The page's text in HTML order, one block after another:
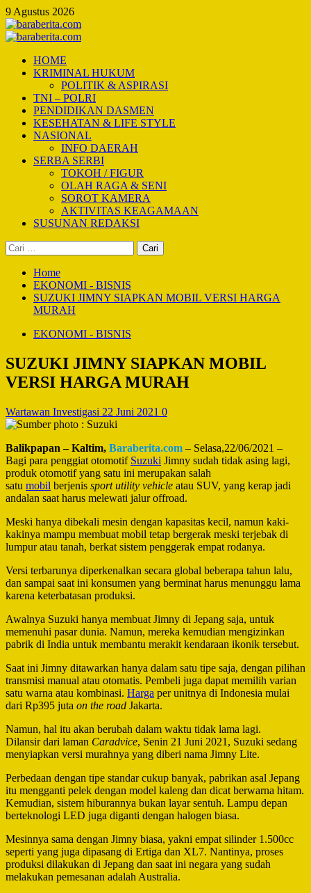
Skip
to
content
9 Agustus 2026
Primary
HOME
KRIMINAL HUKUM
POLITIK & ASPIRASI
TNI – POLRI
PENDIDIKAN DASMEN
KESEHATAN & LIFE STYLE
NASIONAL
INFO DAERAH
SERBA SERBI
TOKOH / FIGUR
OLAH RAGA & SENI
SOROT KAMERA
AKTIVITAS KEAGAMAAN
SUSUNAN REDAKSI
Cari
untuk:
Home
EKONOMI - BISNIS
SUZUKI JIMNY SIAPKAN MOBIL VERSI HARGA
MURAH
EKONOMI - BISNIS
SUZUKI JIMNY SIAPKAN MOBIL
VERSI HARGA MURAH
Wartawan Investigasi 22 Juni 2021 0
Balikpapan – Kaltim, Baraberita.com – Selasa,22/06/2021 –
Bagi para penggiat otomotif Suzuki Jimny sudah tidak asing lagi,
produk otomotif yang satu ini merupakan salah
satu mobil berjenis sport utility vehicle atau SUV, yang kerap jadi
andalan saat harus melewati jalur offroad.
Meski hanya dibekali mesin dengan kapasitas kecil, namun kaki-
kakinya mampu membuat mobil tetap bergerak meski terjebak di
lumpur atau tanah, berkat sistem penggerak empat rodanya.
Versi terbarunya diperkenalkan secara global beberapa tahun lalu,
dan sampai saat ini konsumen yang berminat harus menunggu lama
karena keterbatasan produksi.
Awalnya Suzuki hanya membuat Jimny di Jepang saja, untuk
memenuhi pasar dunia. Namun, mereka kemudian mengizinkan
pabrik di India untuk membantu merakit kendaraan ikonik tersebut.
Saat ini Jimny ditawarkan hanya dalam satu tipe saja, dengan pilihan
transmisi manual atau otomatis. Pembeli juga dapat memilih varian
satu warna atau kombinasi. Harga per unitnya di Indonesia mulai
dari Rp395 juta on the road Jakarta.
Namun, hal itu akan berubah dalam waktu tidak lama lagi.
Dilansir dari laman Caradvice, Senin 21 Juni 2021, Suzuki sedang
menyiapkan versi murahnya yang diberi nama Jimny Lite.
Perbedaan dengan tipe standar cukup banyak, pabrikan asal Jepang
itu mengganti pelek dengan model kaleng dan dicat berwarna hitam.
Kemudian, sistem hiburannya bukan layar sentuh. Lampu depan
berteknologi LED juga diganti dengan halogen biasa.
Mesinnya sama dengan Jimny biasa, yakni empat silinder 1.500cc
seperti yang juga dipasang di Ertiga dan XL7. Nantinya, proses
produksi dilakukan di Jepang dan saat ini negara yang sudah
melakukan pemesanan adalah Australia.